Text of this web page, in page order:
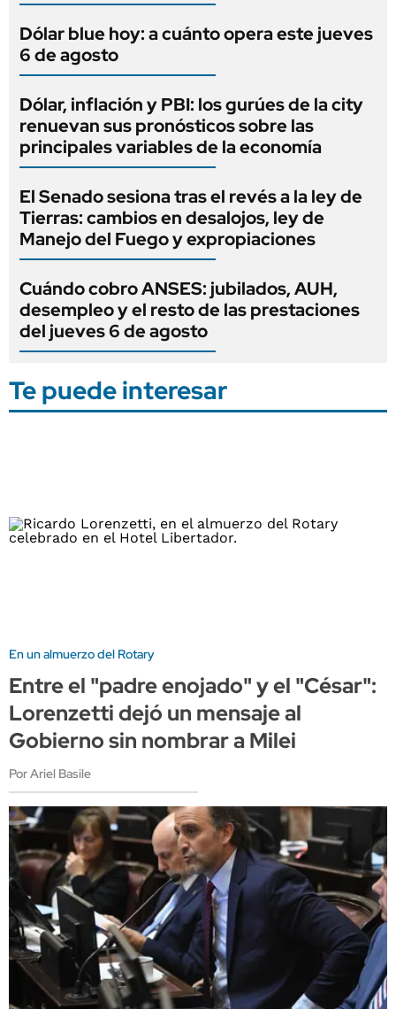
Dólar blue hoy: a cuánto opera este jueves
6 de agosto
Dólar, inflación y PBI: los gurúes de la city
renuevan sus pronósticos sobre las
principales variables de la economía
El Senado sesiona tras el revés a la ley de
Tierras: cambios en desalojos, ley de
Manejo del Fuego y expropiaciones
Cuándo cobro ANSES: jubilados, AUH,
desempleo y el resto de las prestaciones
del jueves 6 de agosto
Te puede interesar
En un almuerzo del Rotary
Entre el "padre enojado" y el "César":
Lorenzetti dejó un mensaje al
Gobierno sin nombrar a Milei
Por Ariel Basile